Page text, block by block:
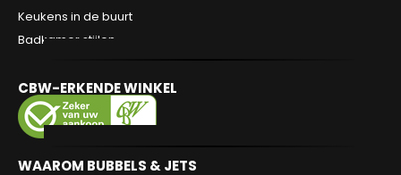
Badkamers in de buurt
Keukens in de buurt
CBW-ERKENDE WINKEL